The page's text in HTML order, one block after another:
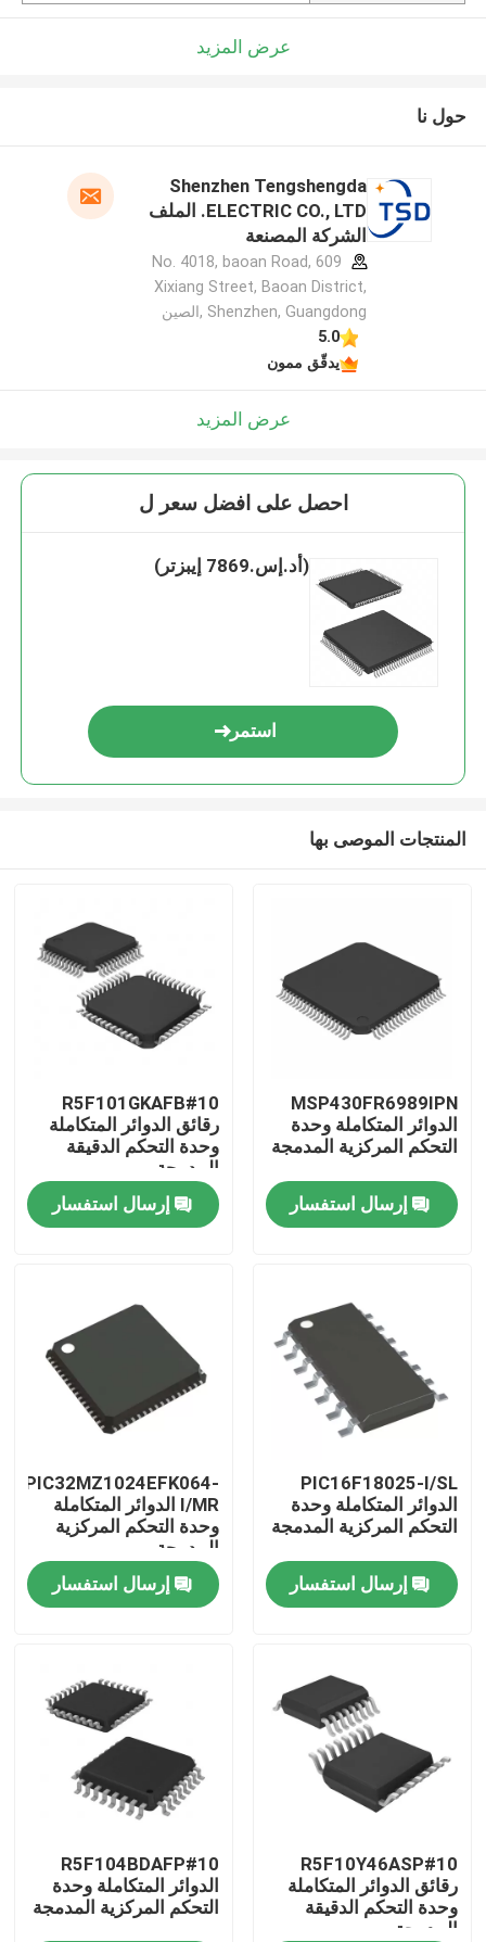
منتجات
معلومات عنا
جولة في المعمل
اطلب اقتباس
رقائق الدوائر المتكاملة
ذاكرة فلاش IC رقاقة
عرض المزيد
حول نا
Shenzhen Tengshengda
ELECTRIC CO., LTD. الملف
الشركة المصنعة
609 No. 4018, baoan Road,
Xixiang Street, Baoan District,
Shenzhen, Guangdong ,الصين
5.0
يدقّق ممون
عرض المزيد
احصل على افضل سعر ل
(أد.إس.7869 إيبزتر)
استمر
المنتجات الموصى بها
MSP430FR6989IPN
الدوائر المتكاملة وحدة
التحكم المركزية المدمجة
إرسال استفسار
R5F101GKAFB#10
رقائق الدوائر المتكاملة
وحدة التحكم الدقيقة
المدمجة
إرسال استفسار
PIC16F18025-I/SL
الدوائر المتكاملة وحدة
التحكم المركزية المدمجة
إرسال استفسار
PIC32MZ1024EFK064-
I/MR الدوائر المتكاملة
وحدة التحكم المركزية
المدمجة
إرسال استفسار
R5F10Y46ASP#10
رقائق الدوائر المتكاملة
وحدة التحكم الدقيقة
المدمجة
R5F104BDAFP#10
الدوائر المتكاملة وحدة
التحكم المركزية المدمجة